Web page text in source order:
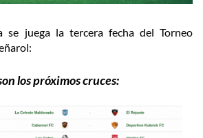
se juega la tercera fecha del Torneo
los próximos cruces: